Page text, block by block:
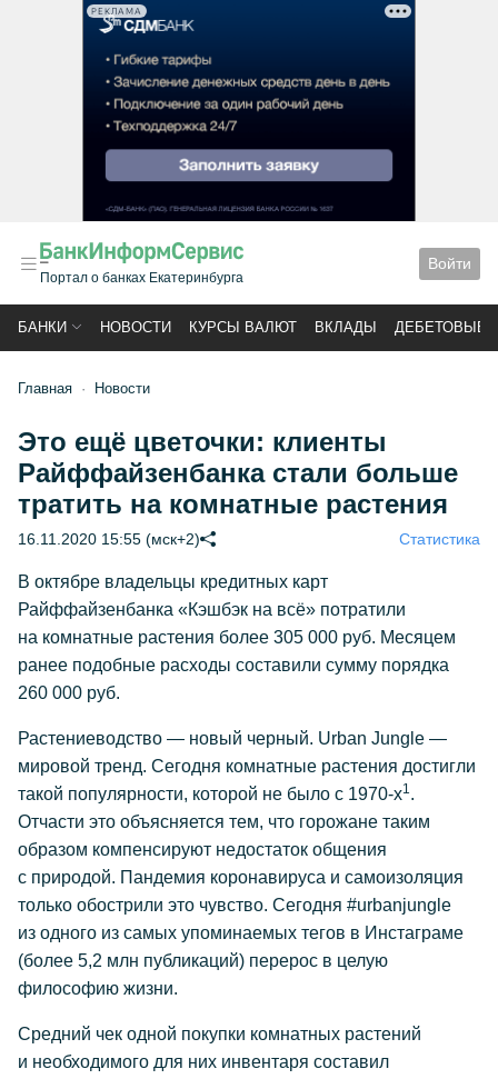
РЕКЛАМА
Портал о банках Екатеринбурга
Войти
БАНКИ НОВОСТИ КУРСЫ ВАЛЮТ ВКЛАДЫ ДЕБЕТОВЫЕ
Главная Новости
Это ещё цветочки: клиенты
Райффайзенбанка стали больше
тратить на комнатные растения
16.11.2020 15:55 (мск+2) Статистика
В октябре владельцы кредитных карт
Райффайзенбанка «Кэшбэк на всё» потратили
на комнатные растения более 305 000 руб. Месяцем
ранее подобные расходы составили сумму порядка
260 000 руб.
Растениеводство — новый черный. Urban Jungle —
мировой тренд. Сегодня комнатные растения достигли
такой популярности, которой не было с 1970-х1.
Отчасти это объясняется тем, что горожане таким
образом компенсируют недостаток общения
с природой. Пандемия коронавируса и самоизоляция
только обострили это чувство. Сегодня #urbanjungle
из одного из самых упоминаемых тегов в Инстаграме
(более 5,2 млн публикаций) перерос в целую
философию жизни.
Средний чек одной покупки комнатных растений
и необходимого для них инвентаря составил